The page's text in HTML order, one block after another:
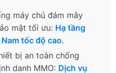
máy chủ đám mây
mật tối ưu: Hạ tầng
tốc độ cao.
bị an toàn chống
danh MMO: Dịch vụ